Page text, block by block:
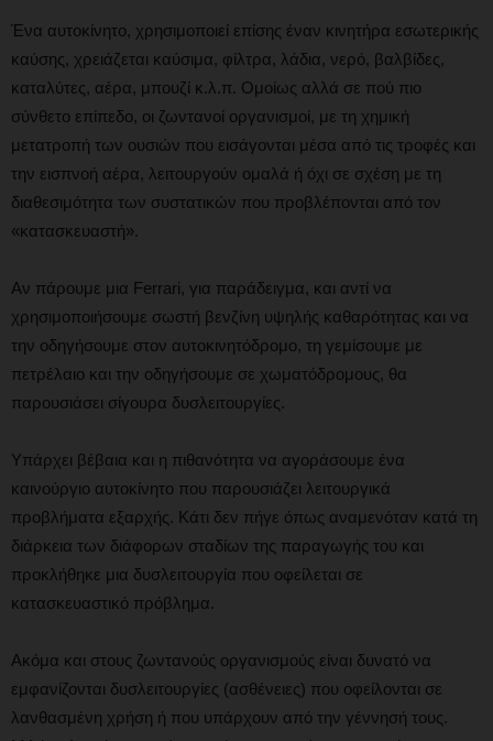
Ένα αυτοκίνητο, χρησιμοποιεί επίσης έναν κινητήρα εσωτερικής
καύσης, χρειάζεται καύσιμα, φίλτρα, λάδια, νερό, βαλβίδες,
καταλύτες, αέρα, μπουζί κ.λ.π. Ομοίως αλλά σε πού πιο
σύνθετο επίπεδο, οι ζωντανοί οργανισμοί, με τη χημική
μετατροπή των ουσιών που εισάγονται μέσα από τις τροφές και
την εισπνοή αέρα, λειτουργούν ομαλά ή όχι σε σχέση με τη
διαθεσιμότητα των συστατικών που προβλέπονται από τον
«κατασκευαστή».
Αν πάρουμε μια Ferrari, για παράδειγμα, και αντί να
χρησιμοποιήσουμε σωστή βενζίνη υψηλής καθαρότητας και να
την οδηγήσουμε στον αυτοκινητόδρομο, τη γεμίσουμε με
πετρέλαιο και την οδηγήσουμε σε χωματόδρομους, θα
παρουσιάσει σίγουρα δυσλειτουργίες.
Υπάρχει βέβαια και η πιθανότητα να αγοράσουμε ένα
καινούργιο αυτοκίνητο που παρουσιάζει λειτουργικά
προβλήματα εξαρχής. Κάτι δεν πήγε όπως αναμενόταν κατά τη
διάρκεια των διάφορων σταδίων της παραγωγής του και
προκλήθηκε μια δυσλειτουργία που οφείλεται σε
κατασκευαστικό πρόβλημα.
Ακόμα και στους ζωντανούς οργανισμούς είναι δυνατό να
εμφανίζονται δυσλειτουργίες (ασθένειες) που οφείλονται σε
λανθασμένη χρήση ή που υπάρχουν από την γέννησή τους.